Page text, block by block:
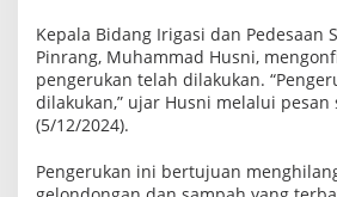
a
n
j
i
r
K
e
Kepala Bidang Irigasi dan Pedesaan
Pinrang, Muhammad Husni,
pengerukan telah dilakukan.
dilakukan,” ujar Husni melalui pesan
(5/12/2024).
Pengerukan ini bertujuan